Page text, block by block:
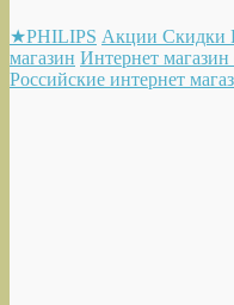
★PHILIPS Акции Скидки
магазин Интернет
Российские интернет